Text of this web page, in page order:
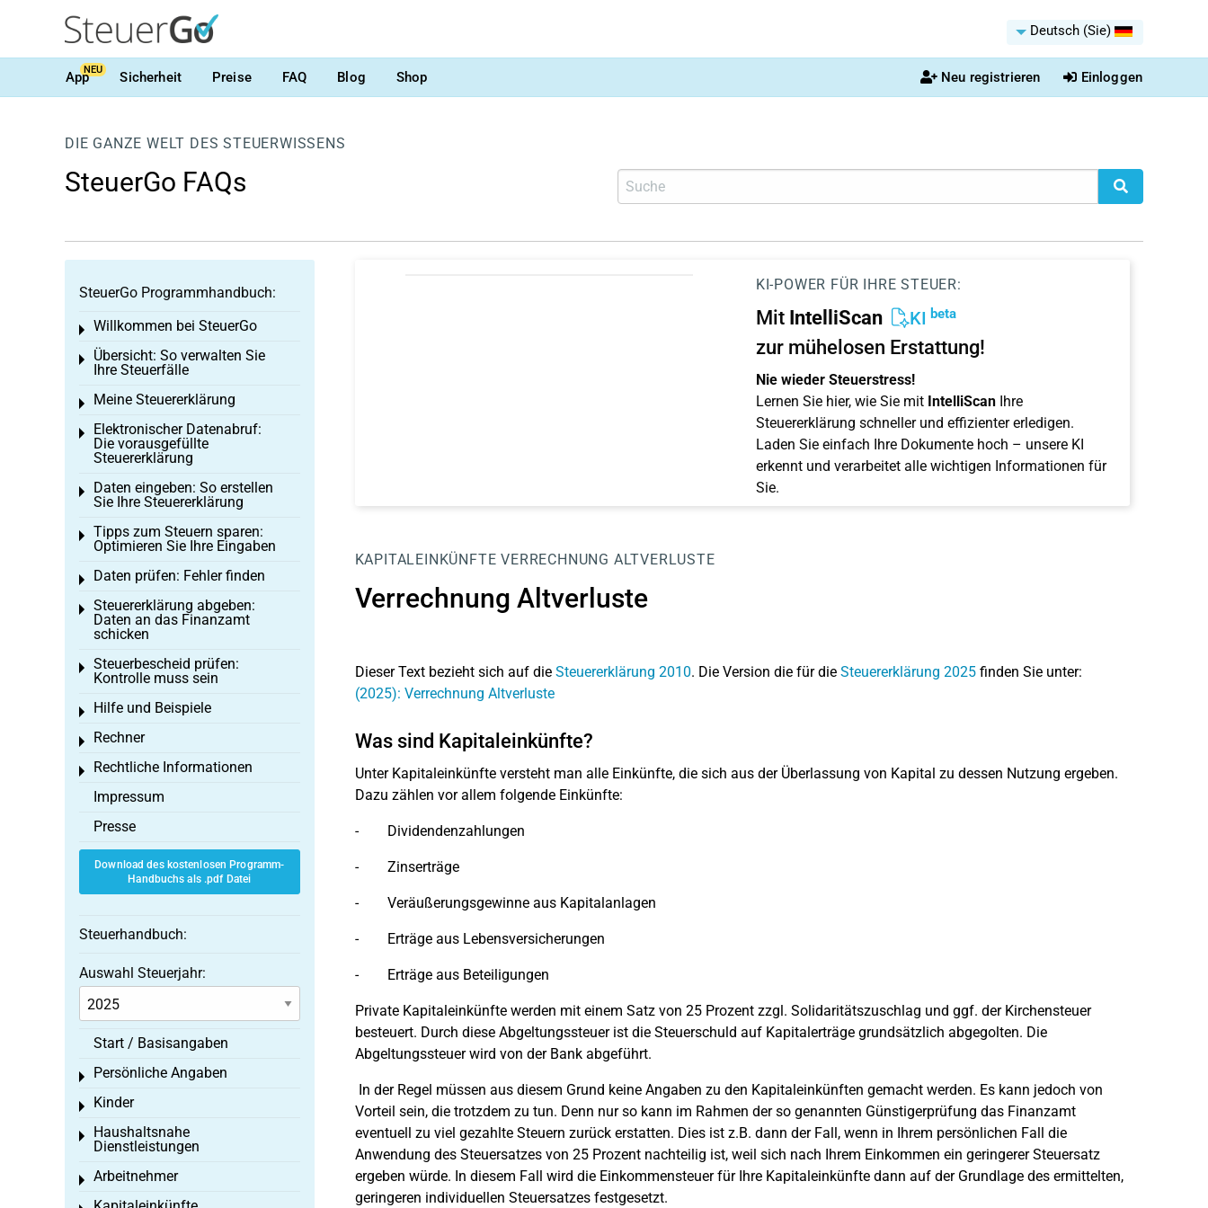
Deutsch (Sie)
AppNEU Sicherheit Preise FAQ Blog Shop Neu registrieren Einloggen
DIE GANZE WELT DES STEUERWISSENS
SteuerGo FAQs
KI-POWER FÜR IHRE STEUER:
Mit IntelliScan KI beta
zur mühelosen Erstattung!
Nie wieder Steuerstress!
Lernen Sie hier, wie Sie mit IntelliScanIhre
Steuererklärung schneller und effizienter erledigen.
Laden Sie einfach Ihre Dokumente hoch – unsere KI
erkennt und verarbeitet alle wichtigen Informationen für
Sie.
KAPITALEINKÜNFTE VERRECHNUNG ALTVERLUSTE
Verrechnung Altverluste
Dieser Text bezieht sich auf die Steuererklärung 2010. Die Version die für die Steuererklärung 2025finden Sie unter:
(2025): Verrechnung Altverluste
Was sind Kapitaleinkünfte?
Unter Kapitaleinkünfte versteht man alle Einkünfte, die sich aus der Überlassung von Kapital zu dessen Nutzung ergeben.
Dazu zählen vor allem folgende Einkünfte:
- Dividendenzahlungen
- Zinserträge
- Veräußerungsgewinne aus Kapitalanlagen
- Erträge aus Lebensversicherungen
- Erträge aus Beteiligungen
Private Kapitaleinkünfte werden mit einem Satz von 25 Prozent zzgl. Solidaritätszuschlag und ggf. der Kirchensteuer
besteuert. Durch diese Abgeltungssteuer ist die Steuerschuld auf Kapitalerträge grundsätzlich abgegolten. Die
Abgeltungssteuer wird von der Bank abgeführt.
In der Regel müssen aus diesem Grund keine Angaben zu den Kapitaleinkünften gemacht werden. Es kann jedoch von
Vorteil sein, die trotzdem zu tun. Denn nur so kann im Rahmen der so genannten Günstigerprüfung das Finanzamt
eventuell zu viel gezahlte Steuern zurück erstatten. Dies ist z.B. dann der Fall, wenn in Ihrem persönlichen Fall die
Anwendung des Steuersatzes von 25 Prozent nachteilig ist, weil sich nach Ihrem Einkommen ein geringerer Steuersatz
ergeben würde. In diesem Fall wird die Einkommensteuer für Ihre Kapitaleinkünfte dann auf der Grundlage des ermittelten,
geringeren individuellen Steuersatzes festgesetzt.
SteuerGo Programmhandbuch:
Willkommen bei SteuerGo
Toggle menu
Übersicht: So verwalten Sie
Ihre Steuerfälle
Toggle menu
Meine Steuererklärung
Toggle menu
Elektronischer Datenabruf:
Die vorausgefüllte
Steuererklärung
Toggle menu
Daten eingeben: So erstellen
Sie Ihre Steuererklärung
Toggle menu
Tipps zum Steuern sparen:
Optimieren Sie Ihre Eingaben
Toggle menu
Daten prüfen: Fehler finden
Toggle menu
Steuererklärung abgeben:
Daten an das Finanzamt
schicken
Toggle menu
Steuerbescheid prüfen:
Kontrolle muss sein
Toggle menu
Hilfe und Beispiele
Toggle menu
Rechner
Toggle menu
Rechtliche Informationen
Toggle menu
Impressum
Presse
Download des kostenlosen Programm-
Handbuchs als .pdf Datei
Steuerhandbuch:
Auswahl Steuerjahr:
Start / Basisangaben
Persönliche Angaben
Toggle menu
Kinder
Toggle menu
Haushaltsnahe
Dienstleistungen
Toggle menu
Arbeitnehmer
Toggle menu